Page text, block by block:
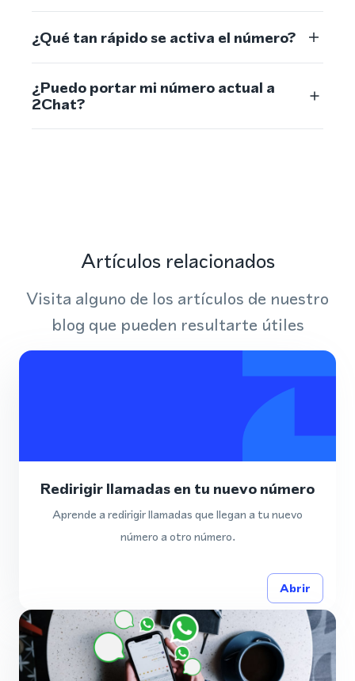
¿Qué tan rápido se activa el número?
¿Puedo portar mi número actual a
2Chat?
Artículos relacionados
Visita alguno de los artículos de nuestro
blog que pueden resultarte útiles
Redirigir llamadas en tu nuevo número
Aprende a redirigir llamadas que llegan a tu nuevo
número a otro número.
Abrir